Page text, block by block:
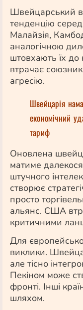
Швейцарський
тенденцію
Малайзія,
аналогічною
штовхають їх до
втрачає
агресію.
Швейцарія
економічний
тариф
Оновлена
матиме
штучного
створює
просто
альянс. США
критичними
Для
виклики.
але тісно
Пекіном може
фронті. Інші
шляхом.